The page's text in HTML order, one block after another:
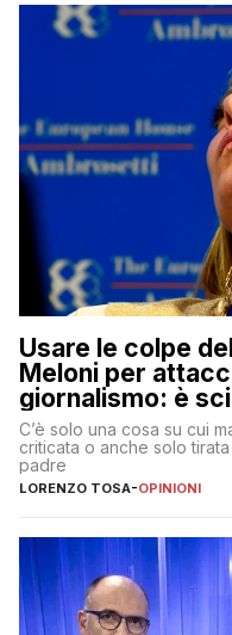
Usare le colpe
Meloni per
giornalismo: è
Dimostriamo di
C’è solo una cosa su cui
criticata o anche solo
padre
LORENZO TOSA-OPINIONI